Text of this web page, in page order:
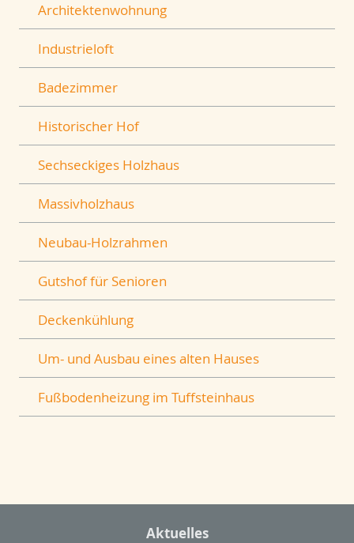
Architektenwohnung
Industrieloft
Badezimmer
Historischer Hof
Sechseckiges Holzhaus
Massivholzhaus
Neubau-Holzrahmen
Gutshof für Senioren
Deckenkühlung
Um- und Ausbau eines alten Hauses
Fußbodenheizung im Tuffsteinhaus
Aktuelles